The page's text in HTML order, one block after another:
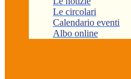
Le circolari
Calendario eventi
Albo online